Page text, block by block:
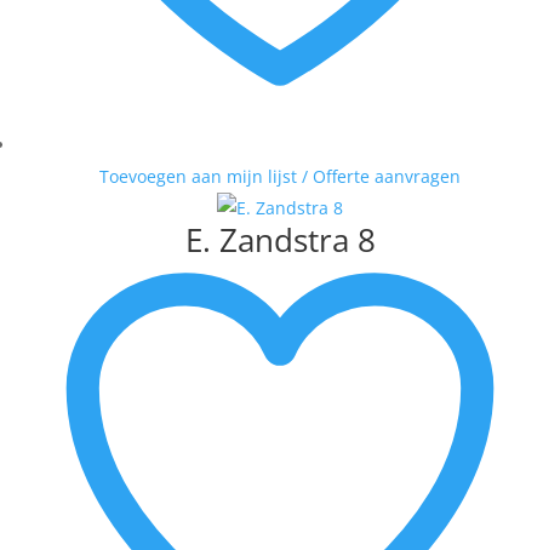
VAN DER MADE
WENDY BRAUCKMAN
Toevoegen aan mijn lijst / Offerte aanvragen
E. Zandstra 8